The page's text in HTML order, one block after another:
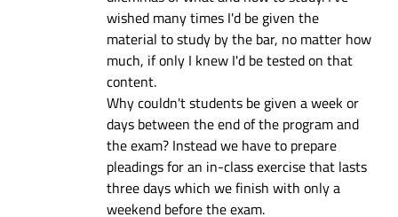
wished many times I'd be given the
material to study by the bar, no matter how
much, if only I knew I'd be tested on that
content.
Why couldn't students be given a week or
days between the end of the program and
the exam? Instead we have to prepare
pleadings for an in-class exercise that lasts
three days which we finish with only a
weekend before the exam.